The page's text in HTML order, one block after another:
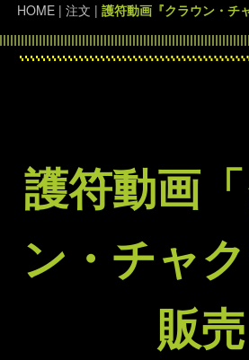
HOME |注文 |護符動画『クラウン・チ
護符動画
ン・チャ
販売